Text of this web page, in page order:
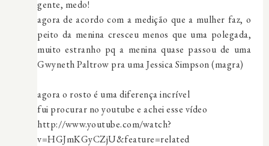
gente, medo!
agora de acordo com a medição que a mulher faz, o
peito da menina cresceu menos que uma polegada,
muito estranho pq a menina quase passou de uma
Gwyneth Paltrow pra uma Jessica Simpson (magra)
agora o rosto é uma diferença incrível
fui procurar no youtube e achei esse vídeo
http://www.youtube.com/watch?
v=HGJmKGyCZjU&feature=related